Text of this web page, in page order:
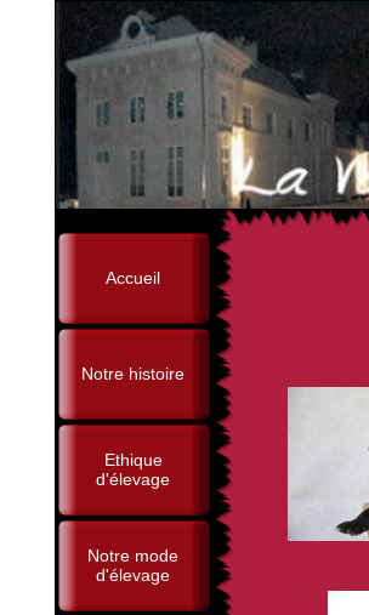
Accueil
Notre histoire
Ethique
d'élevage
Notre mode
d'élevage
(sr